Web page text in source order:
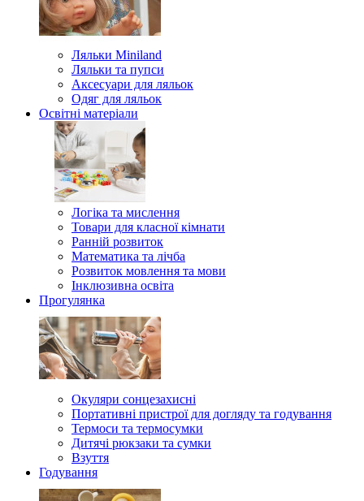
Ляльки Miniland
Ляльки та пупси
Аксесуари для ляльок
Одяг для ляльок
Освітні матеріали
Логіка та мислення
Товари для класної кімнати
Ранній розвиток
Математика та лічба
Розвиток мовлення та мови
Інклюзивна освіта
Прогулянка
Окуляри сонцезахисні
Портативні пристрої для догляду та годування
Термоси та термосумки
Дитячі рюкзаки та сумки
Взуття
Годування